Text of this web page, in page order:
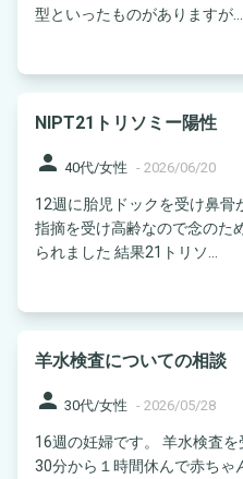
型といったものがありますが...
NIPT21トリソミー陽性
person 40代/女性 - 2026/06/20
12週に胎児ドックを受け鼻骨
指摘を受け高齢なので念のた
られました 結果21トリソ...
羊水検査についての相談
person 30代/女性 - 2026/05/28
16週の妊婦です。 羊水検査
30分から１時間休んで赤ちゃ